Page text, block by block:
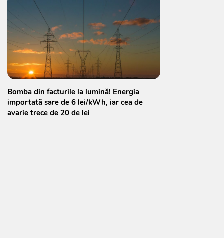
Bomba din facturile la lumină! Energia
importată sare de 6 lei/kWh, iar cea de
avarie trece de 20 de lei